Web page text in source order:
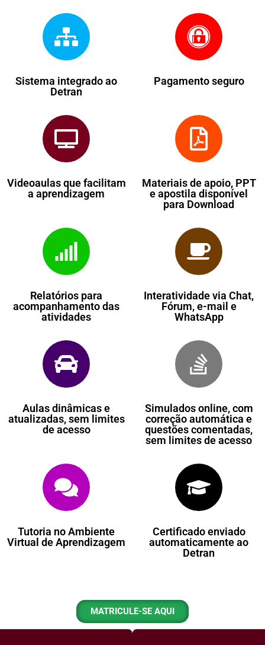
Sistema integrado ao
Detran
Pagamento seguro
Videoaulas que facilitam
a aprendizagem
Materiais de apoio, PPT
e apostila disponível
para Download
Relatórios para
acompanhamento das
atividades
Interatividade via Chat,
Fórum, e-mail e
WhatsApp
Aulas dinâmicas e
atualizadas, sem limites
de acesso
Simulados online, com
correção automática e
questões comentadas,
sem limites de acesso
Tutoria no Ambiente
Virtual de Aprendizagem
Certificado enviado
automaticamente ao
Detran
MATRICULE-SE AQUI